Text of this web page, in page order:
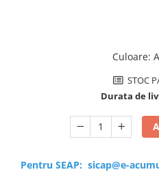
Culoare:
STOC
Durata de
Pentru SEAP: sicap@e-